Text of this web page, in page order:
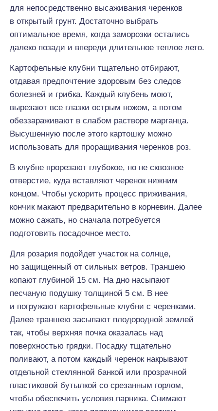
для непосредственно высаживания черенков
в открытый грунт. Достаточно выбрать
оптимальное время, когда заморозки остались
далеко позади и впереди длительное теплое лето.
Картофельные клубни тщательно отбирают,
отдавая предпочтение здоровым без следов
болезней и грибка. Каждый клубень моют,
вырезают все глазки острым ножом, а потом
обеззараживают в слабом растворе марганца.
Высушенную после этого картошку можно
использовать для проращивания черенков роз.
В клубне прорезают глубокое, но не сквозное
отверстие, куда вставляют черенок нижним
концом. Чтобы ускорить процесс приживания,
кончик макают предварительно в корневин. Далее
можно сажать, но сначала потребуется
подготовить посадочное место.
Для розария подойдет участок на солнце,
но защищенный от сильных ветров. Траншею
копают глубиной 15 см. На дно насыпают
песчаную подушку толщиной 5 см. В нее
и погружают картофельные клубни с черенками.
Далее траншею засыпают плодородной землей
так, чтобы верхняя почка оказалась над
поверхностью грядки. Посадку тщательно
поливают, а потом каждый черенок накрывают
отдельной стеклянной банкой или прозрачной
пластиковой бутылкой со срезанным горлом,
чтобы обеспечить условия парника. Снимают